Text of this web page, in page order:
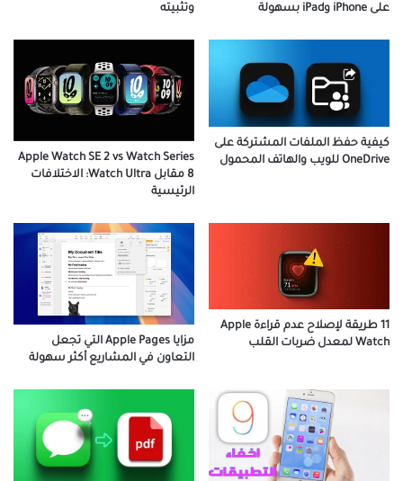
على iPhone وiPad بسهولة
وتثبيته
كيفية حفظ الملفات المشتركة على
OneDrive للويب والهاتف المحمول
Apple Watch SE 2 vs Watch Series
8 مقابل Watch Ultra: الاختلافات
الرئيسية
11 طريقة لإصلاح عدم قراءة Apple
Watch لمعدل ضربات القلب
مزايا Apple Pages التي تجعل
التعاون في المشاريع أكثر سهولة